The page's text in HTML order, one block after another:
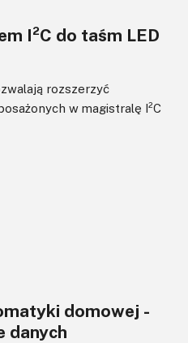
I²C do taśm LED
rozszerzyć
w magistralę I²C
domowej -
danych